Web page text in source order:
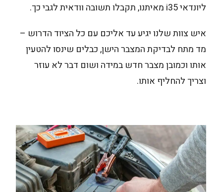
ליונדאי i35 מאיתנו, תקבלו תשובה וודאית לגבי כך.
איש צוות שלנו יגיע עד אליכם עם כל הציוד הדרוש –
מד מתח לבדיקת המצבר הישן, כבלים שינסו להטעין
אותו וכמובן מצבר חדש במידה ושום דבר לא עוזר
וצריך להחליף אותו.